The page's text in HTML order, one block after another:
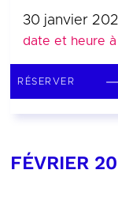
30 janvier
date et heure
RÉSERVER
FÉVRIER